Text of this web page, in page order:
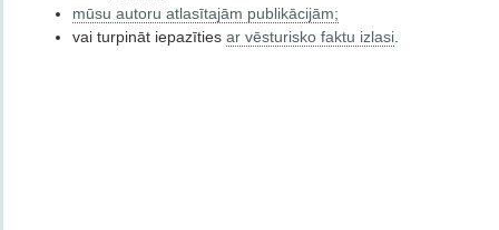
mūsu autoru atlasītajām publikācijām;
vai turpināt iepazīties ar vēsturisko faktu izlasi